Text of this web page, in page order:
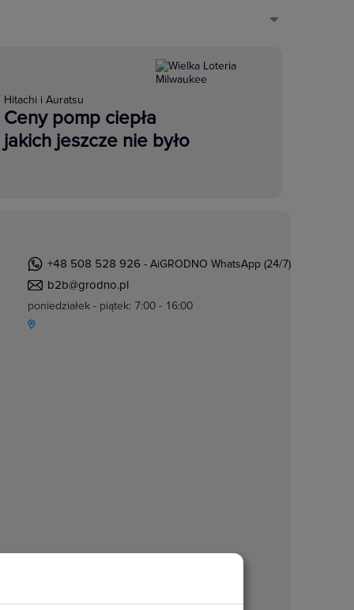
Hitachi i Auratsu
Ceny pomp ciepła
jakich jeszcze nie było
+48 508 528 926 - AiGRODNO WhatsApp (24/7)
b2b@grodno.pl
poniedziałek - piątek: 7:00 - 16:00